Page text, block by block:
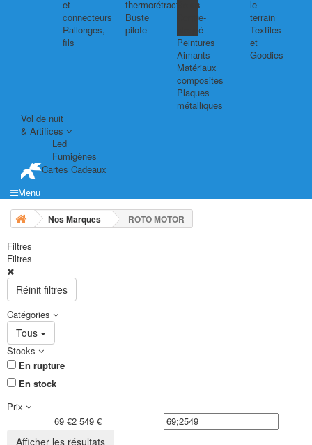
et
connecteurs
Rallonges,
fils
thermorétractables
Buste
pilote
Balsa
Contre-
plaqué
Peintures
Aimants
Matériaux
composites
Plaques
métalliques
le
terrain
Textiles
et
Goodies
Vol de nuit
& Artifices
Led
Fumigènes
Cartes Cadeaux
Menu
Nos Marques ROTO MOTOR
Filtres
Filtres
Réinit filtres
Catégories
Tous
Stocks
En rupture
En stock
Prix
69 €2 549 €
Afficher les résultats